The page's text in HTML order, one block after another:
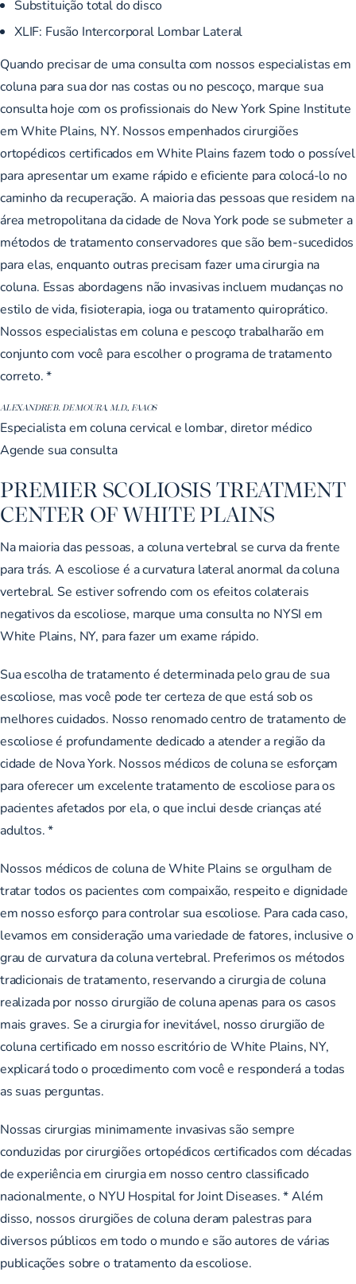
Substituição total do disco
XLIF: Fusão Intercorporal Lombar Lateral
Quando precisar de uma consulta com nossos especialistas em
coluna para sua dor nas costas ou no pescoço, marque sua
consulta hoje com os profissionais do New York Spine Institute
em White Plains, NY. Nossos empenhados cirurgiões
ortopédicos certificados em White Plains fazem todo o possível
para apresentar um exame rápido e eficiente para colocá-lo no
caminho da recuperação. A maioria das pessoas que residem na
área metropolitana da cidade de Nova York pode se submeter a
métodos de tratamento conservadores que são bem-sucedidos
para elas, enquanto outras precisam fazer uma cirurgia na
coluna. Essas abordagens não invasivas incluem mudanças no
estilo de vida, fisioterapia, ioga ou tratamento quiroprático.
Nossos especialistas em coluna e pescoço trabalharão em
conjunto com você para escolher o programa de tratamento
correto. *
ALEXANDRE B. DE MOURA, M.D., FAAOS
Especialista em coluna cervical e lombar, diretor médico
Agende sua consulta
PREMIER SCOLIOSIS TREATMENT
CENTER OF WHITE PLAINS
Na maioria das pessoas, a coluna vertebral se curva da frente
para trás. A escoliose é a curvatura lateral anormal da coluna
vertebral. Se estiver sofrendo com os efeitos colaterais
negativos da escoliose, marque uma consulta no NYSI em
White Plains, NY, para fazer um exame rápido.
Sua escolha de tratamento é determinada pelo grau de sua
escoliose, mas você pode ter certeza de que está sob os
melhores cuidados. Nosso renomado centro de tratamento de
escoliose é profundamente dedicado a atender a região da
cidade de Nova York. Nossos médicos de coluna se esforçam
para oferecer um excelente tratamento de escoliose para os
pacientes afetados por ela, o que inclui desde crianças até
adultos. *
Nossos médicos de coluna de White Plains se orgulham de
tratar todos os pacientes com compaixão, respeito e dignidade
em nosso esforço para controlar sua escoliose. Para cada caso,
levamos em consideração uma variedade de fatores, inclusive o
grau de curvatura da coluna vertebral. Preferimos os métodos
tradicionais de tratamento, reservando a cirurgia de coluna
realizada por nosso cirurgião de coluna apenas para os casos
mais graves. Se a cirurgia for inevitável, nosso cirurgião de
coluna certificado em nosso escritório de White Plains, NY,
explicará todo o procedimento com você e responderá a todas
as suas perguntas.
Nossas cirurgias minimamente invasivas são sempre
conduzidas por cirurgiões ortopédicos certificados com décadas
de experiência em cirurgia em nosso centro classificado
nacionalmente, o NYU Hospital for Joint Diseases. * Além
disso, nossos cirurgiões de coluna deram palestras para
diversos públicos em todo o mundo e são autores de várias
publicações sobre o tratamento da escoliose.